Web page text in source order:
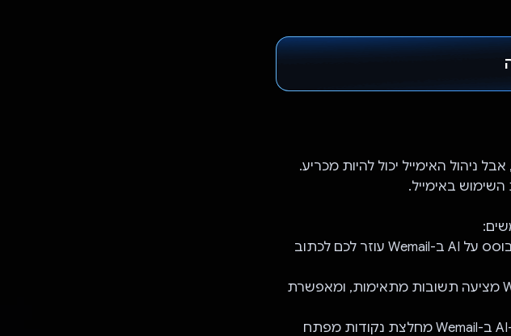
ניהול האימייל יכול להיות מכריע.
- לכתוב אימיילים מרתקים: העוזר האישי לכתיבה שמבוסס על AI ב-Wemail עוזר לכם לכתוב
- להשיב ביעילות: תכונת התשובות החכמות ב-Wemail מציעה תשובות מתאימות, ומאפשרת
- לסכם שרשורים ארוכים: תכונת הסיכום מבוססת-ה-AI ב-Wemail מחלצת נקודות מפתח